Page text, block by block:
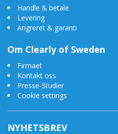
Handle & betale
Levering
Angreret & garanti
Om Clearly of Sweden
Firmaet
Kontakt oss
Presse-Studier
Cookie settings
NYHETSBREV